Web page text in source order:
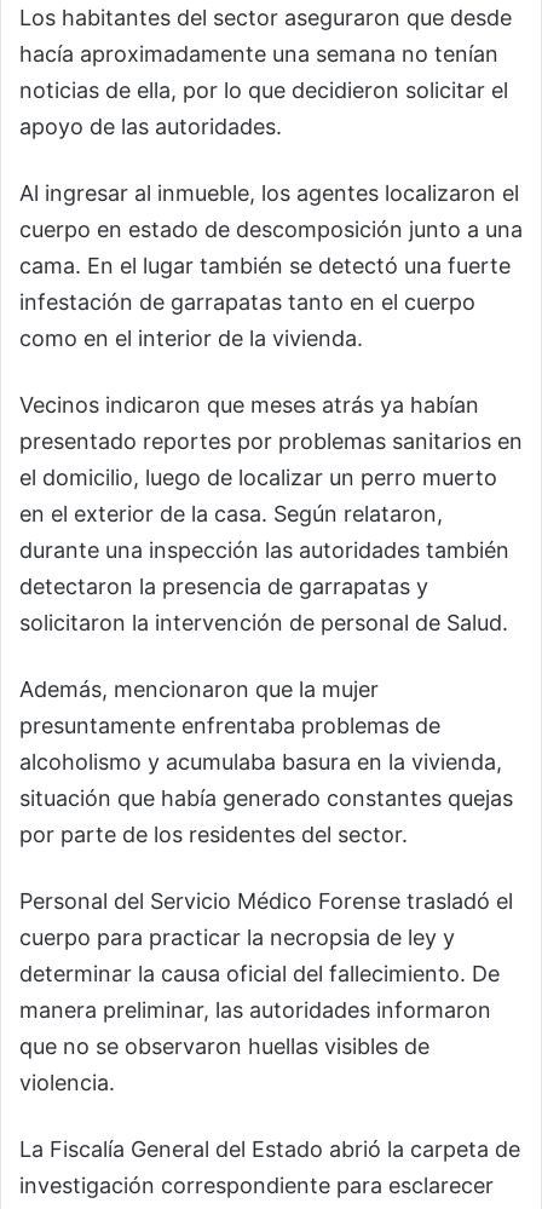
Los habitantes del sector aseguraron que desde
hacía aproximadamente una semana no tenían
noticias de ella, por lo que decidieron solicitar el
apoyo de las autoridades.
Al ingresar al inmueble, los agentes localizaron el
cuerpo en estado de descomposición junto a una
cama. En el lugar también se detectó una fuerte
infestación de garrapatas tanto en el cuerpo
como en el interior de la vivienda.
Vecinos indicaron que meses atrás ya habían
presentado reportes por problemas sanitarios en
el domicilio, luego de localizar un perro muerto
en el exterior de la casa. Según relataron,
durante una inspección las autoridades también
detectaron la presencia de garrapatas y
solicitaron la intervención de personal de Salud.
Además, mencionaron que la mujer
presuntamente enfrentaba problemas de
alcoholismo y acumulaba basura en la vivienda,
situación que había generado constantes quejas
por parte de los residentes del sector.
Personal del Servicio Médico Forense trasladó el
cuerpo para practicar la necropsia de ley y
determinar la causa oficial del fallecimiento. De
manera preliminar, las autoridades informaron
que no se observaron huellas visibles de
violencia.
La Fiscalía General del Estado abrió la carpeta de
investigación correspondiente para esclarecer